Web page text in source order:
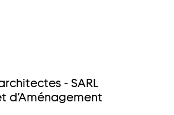
- SARL
d’Aménagement